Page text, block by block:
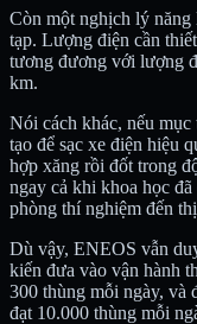
Còn một nghịch lý năng
tạp. Lượng điện cần
tương đương với lượng
km.
Nói cách khác, nếu
tạo để sạc xe điện hiệu
hợp xăng rồi đốt trong
ngay cả khi khoa học
phòng thí nghiệm đến
Dù vậy, ENEOS vẫn
kiến đưa vào vận hành
300 thùng mỗi ngày, và
đạt 10.000 thùng mỗi